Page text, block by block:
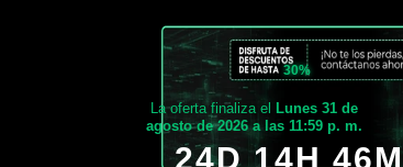
30%
La oferta finaliza el Lunes 31 de
agosto de 2026 a las 11:59 p. m.
24D 14H